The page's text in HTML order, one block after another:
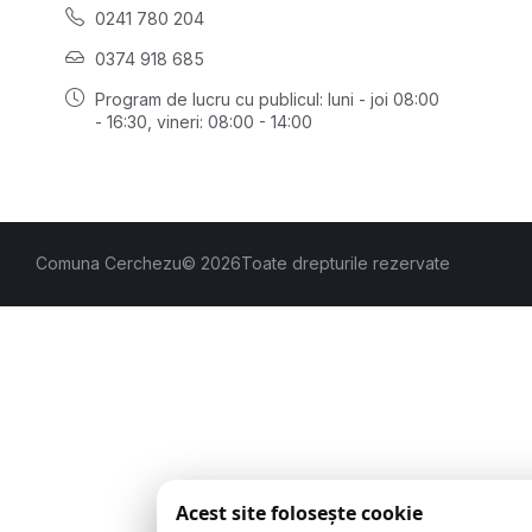
0241 780 204
0374 918 685
Program de lucru cu publicul: luni - joi 08:00
- 16:30 , vineri: 08:00 - 14:00
Comuna Cerchezu© 2026Toate drepturile rezervate
Acest site folosește cookie